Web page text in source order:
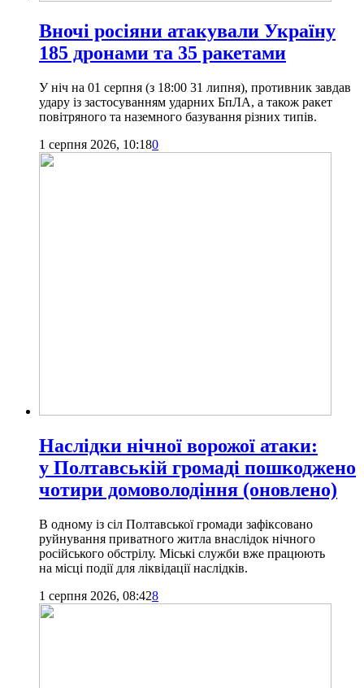
Вночі росіяни атакували Україну
185 дронами та 35 ракетами
У ніч на 01 серпня (з 18:00 31 липня), противник завдав
удару із застосуванням ударних БпЛА, а також ракет
повітряного та наземного базування різних типів.
1 серпня 2026, 10:180
Наслідки нічної ворожої атаки:
у Полтавській громаді пошкоджено
чотири домоволодіння (оновлено)
В одному із сіл Полтавської громади зафіксовано
руйнування приватного житла внаслідок нічного
російського обстрілу. Міські служби вже працюють
на місці події для ліквідації наслідків.
1 серпня 2026, 08:428